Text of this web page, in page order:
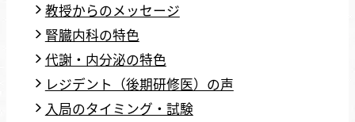
教授からのメッセージ
腎臓内科の特色
代謝・内分泌の特色
レジデント（後期研修医）の声
入局のタイミング・試験